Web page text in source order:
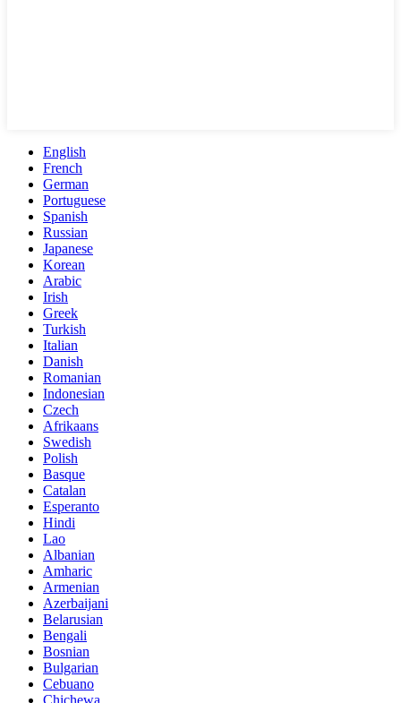
English
French
German
Portuguese
Spanish
Russian
Japanese
Korean
Arabic
Irish
Greek
Turkish
Italian
Danish
Romanian
Indonesian
Czech
Afrikaans
Swedish
Polish
Basque
Catalan
Esperanto
Hindi
Lao
Albanian
Amharic
Armenian
Azerbaijani
Belarusian
Bengali
Bosnian
Bulgarian
Cebuano